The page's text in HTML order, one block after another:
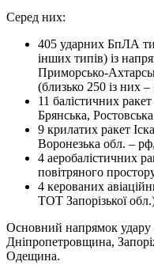
Серед них:
405 ударних БпЛА
інших типів) із
Приморсько-
(близько 250 із них
11 балістичних
Брянська,
9 крилатих ракет
Воронезька обл. –
4 аеробалістичних
повітряного
4 керованих
ТОТ Запорізької
Основний напрямок
Дніпропетровщина,
Одещина.